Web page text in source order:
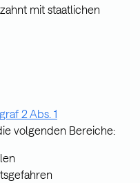
mit staatlichen
2 Abs. 1
volgenden Bereiche: